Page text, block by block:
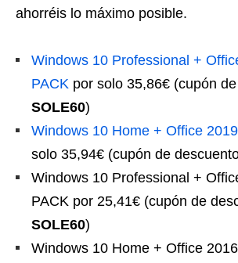
ahorréis lo máximo posible.
Windows 10 Professional +
PACK por solo 35,86€ (cupón
SOLE60)
Windows 10 Home + Office
solo 35,94€ (cupón de
Windows 10 Professional +
PACK por 25,41€ (cupón de
SOLE60)
Windows 10 Home + Office